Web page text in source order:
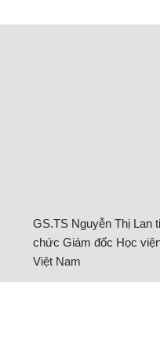
GS.TS Nguyễn Thị Lan
chức Giám đốc Học
Việt Nam